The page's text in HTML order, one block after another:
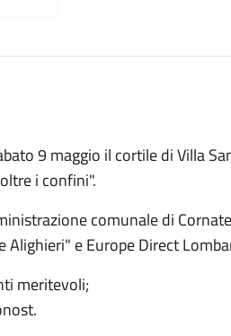
9 maggio il cortile di Villa
i confini".
comunale di
e Europe Direct
meritevoli;